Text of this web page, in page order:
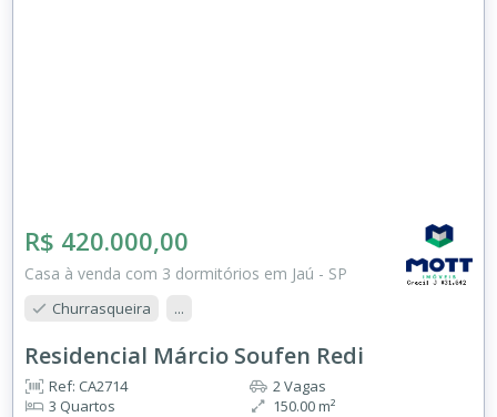
R$ 420.000,00
Casa à venda com 3 dormitórios em Jaú - SP
Churrasqueira ...
Residencial Márcio Soufen Redi
Ref: CA2714
3 Quartos
2 Vagas
150.00 m²